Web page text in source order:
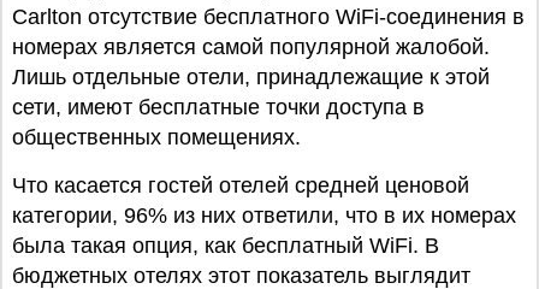
Carlton отсутствие бесплатного WiFi-соединения в
номерах является самой популярной жалобой.
Лишь отдельные отели, принадлежащие к этой
сети, имеют бесплатные точки доступа в
общественных помещениях.
Что касается гостей отелей средней ценовой
категории, 96% из них ответили, что в их номерах
была такая опция, как бесплатный WiFi. В
бюджетных отелях этот показатель выглядит